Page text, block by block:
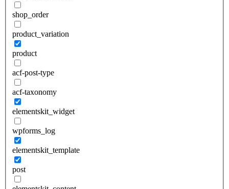
shop_order
product_variation
product
acf-post-type
acf-taxonomy
elementskit_widget
wpforms_log
elementskit_template
post